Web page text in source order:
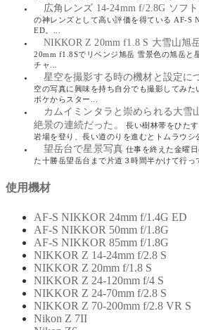
広角レンズ 14-24mm f/2.8G ソフ
の神レンズとして高い評価を得ている AF-S
ED。...
NIKKOR Z 20mm f1.8 S 大雪山旭
20mm f1.8Sでリベンジ旭岳 雪景色の旭岳と
チャ...
星空を撮影する時の機材と設定に
空の写真に興味を持ち自分でも撮影してみ
ボケからスター...
カムイミンタラと崇められる大雪
絶景の連続だった。
長い樹林帯をひた
岩場を登り、長い道のりを進むとトムラウシ
望岳台で星景写真 仕事を終えた金曜
た十勝岳望岳台まで片道３時間半かけて行っ
使用機材
AF-S NIKKOR 24mm f/1.4G ED
AF-S NIKKOR 50mm f/1.8G
AF-S NIKKOR 85mm f/1.8G
NIKKOR Z 14-24mm f/2.8 S
NIKKOR Z 20mm f/1.8 S
NIKKOR Z 24-120mm f/4 S
NIKKOR Z 24-70mm f/2.8 S
NIKKOR Z 70-200mm f/2.8 VR S
Nikon Z 7II